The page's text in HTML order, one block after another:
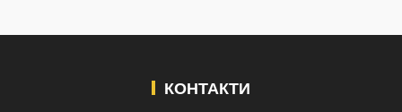
КОНТАКТИ